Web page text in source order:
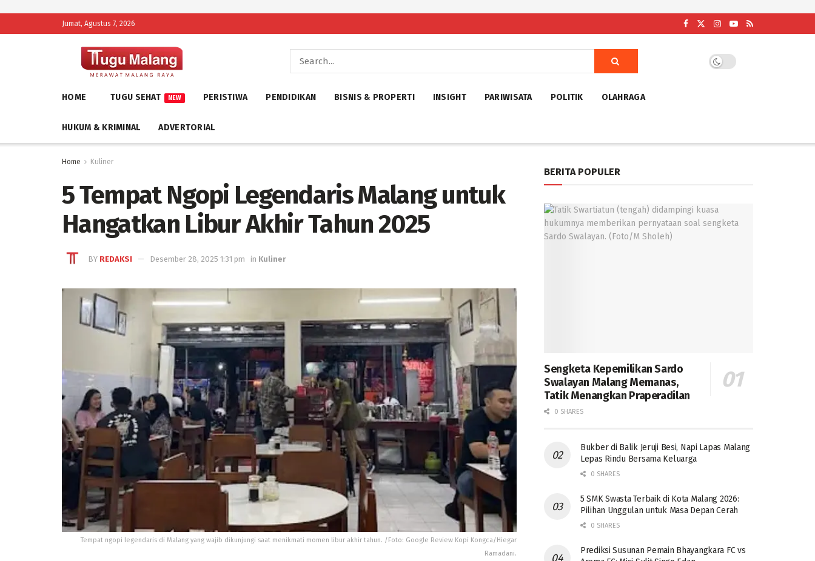
Jumat, Agustus 7, 2026
HOME TUGU SEHAT NEW PERISTIWA PENDIDIKAN BISNIS & PROPERTI INSIGHT PARIWISATA POLITIK OLAHRAGA
HUKUM & KRIMINAL ADVERTORIAL
Home Kuliner
5 Tempat Ngopi Legendaris Malang untuk
Hangatkan Libur Akhir Tahun 2025
BY REDAKSI Desember 28, 2025 1:31 pm in Kuliner
Tempat ngopi legendaris di Malang yang wajib dikunjungi saat menikmati momen libur akhir tahun. /Foto: Google Review Kopi Kongca/Hiegar
Ramadani.
BERITA POPULER
Sengketa Kepemilikan Sardo
Swalayan Malang Memanas,
Tatik Menangkan Praperadilan
0 SHARES
Bukber di Balik Jeruji Besi, Napi Lapas Malang
Lepas Rindu Bersama Keluarga
0 SHARES
5 SMK Swasta Terbaik di Kota Malang 2026:
Pilihan Unggulan untuk Masa Depan Cerah
0 SHARES
Prediksi Susunan Pemain Bhayangkara FC vs